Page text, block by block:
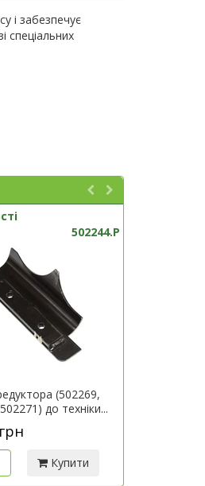
і забезпечує
спеціальних
502244.P
(502269,
до техніки...
Купити